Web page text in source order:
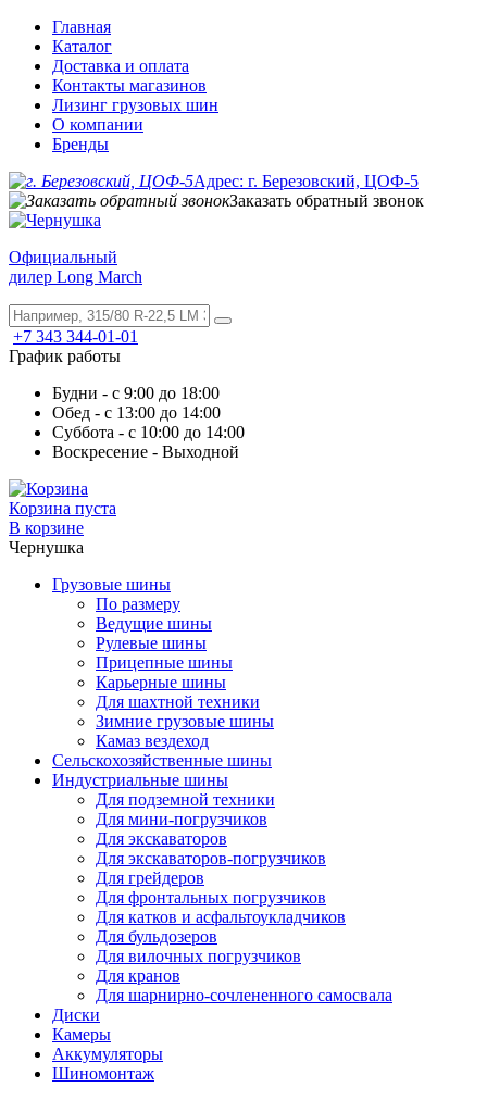
Главная
Каталог
Доставка и оплата
Контакты магазинов
Лизинг грузовых шин
О компании
Бренды
Адрес: г. Березовский, ЦОФ-5
Заказать обратный звонок
Официальный
дилер Long March
+7 343 344-01-01
График работы
Будни - с 9:00 до 18:00
Обед - с 13:00 до 14:00
Суббота - с 10:00 до 14:00
Воскресение - Выходной
Корзина пуста
В корзине
Чернушка
Грузовые шины
По размеру
Ведущие шины
Рулевые шины
Прицепные шины
Карьерные шины
Для шахтной техники
Зимние грузовые шины
Камаз вездеход
Сельскохозяйственные шины
Индустриальные шины
Для подземной техники
Для мини-погрузчиков
Для экскаваторов
Для экскаваторов-погрузчиков
Для грейдеров
Для фронтальных погрузчиков
Для катков и асфальтоукладчиков
Для бульдозеров
Для вилочных погрузчиков
Для кранов
Для шарнирно-сочлененного самосвала
Диски
Камеры
Аккумуляторы
Шиномонтаж